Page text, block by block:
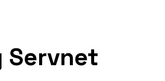
Servnet